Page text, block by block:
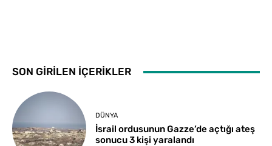
SON GİRİLEN İÇERİKLER
DÜNYA
İsrail ordusunun Gazze’de açtığı ateş
sonucu 3 kişi yaralandı